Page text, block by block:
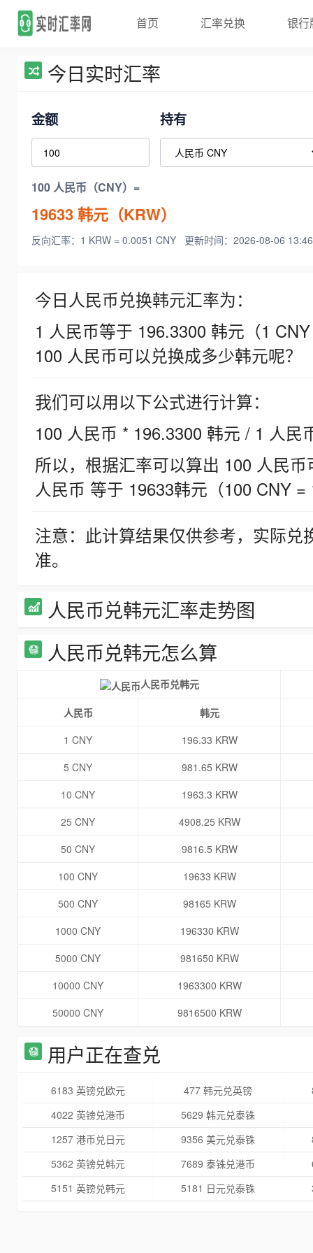
首页 汇率兑换 银行
今日实时汇率
金额 持有
100 人民币（CNY）=
19633韩元（KRW）
反向汇率：1 KRW = 0.0051 CNY 更新时间：2026-08-06
今日人民币兑换韩元汇率为：
1 人民币等于 196.3300 韩元（1
100 人民币可以兑换成多少韩元呢？
我们可以用以下公式进行计算：
100 人民币 * 196.3300 韩元 / 1 人民
所以，根据汇率可以算出 100 人民
人民币 等于 19633韩元（100 CNY =
注意：此计算结果仅供参考，实际
准。
人民币兑韩元汇率走势图
人民币兑韩元怎么算
人民币兑韩元
人民币
韩元
1 CNY
196.33 KRW
5 CNY
981.65 KRW
10 CNY
1963.3 KRW
25 CNY
4908.25 KRW
50 CNY
9816.5 KRW
100 CNY
19633 KRW
500 CNY
98165 KRW
1000 CNY
196330 KRW
5000 CNY
981650 KRW
10000 CNY
1963300 KRW
50000 CNY
9816500 KRW
用户正在查兑
6183 英镑兑欧元 477 韩元兑英镑
4022 英镑兑港币
5629 韩元兑泰铢
1257 港币兑日元
9356 美元兑泰铢
5362 英镑兑韩元
7689 泰铢兑港币
5151 英镑兑韩元
5181 日元兑泰铢